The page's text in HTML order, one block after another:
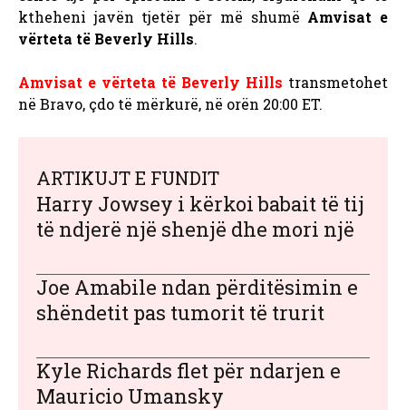
ktheheni javën tjetër për më shumë Amvisat e
vërteta të Beverly Hills.
Amvisat e vërteta të Beverly Hills transmetohet
në Bravo, çdo të mërkurë, në orën 20:00 ET.
ARTIKUJT E FUNDIT
Harry Jowsey i kërkoi babait të tij
të ndjerë një shenjë dhe mori një
Joe Amabile ndan përditësimin e
shëndetit pas tumorit të trurit
Kyle Richards flet për ndarjen e
Mauricio Umansky